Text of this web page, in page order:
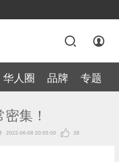
华人圈 品牌 专题
集！
2022-06-08 20:05:00 38